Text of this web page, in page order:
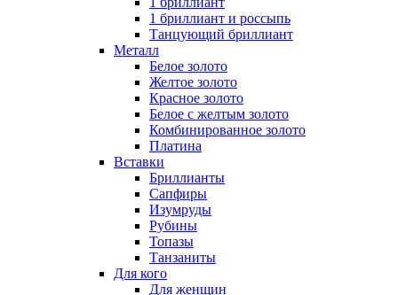
1 бриллиант и россыпь
Танцующий бриллиант
Металл
Белое золото
Желтое золото
Красное золото
Белое с желтым золото
Комбинированное золото
Платина
Вставки
Бриллианты
Сапфиры
Изумруды
Рубины
Топазы
Танзаниты
Для кого
Для женщин